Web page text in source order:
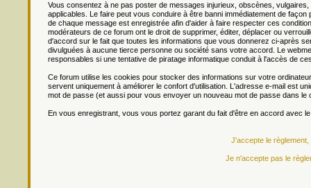
Vous consentez à ne pas poster de messages injurieux, obscènes,
applicables. Le faire peut vous conduire à être banni immédiatement de
de chaque message est enregistrée afin d'aider à faire respecter ces
modérateurs de ce forum ont le droit de supprimer, éditer, déplacer ou
d'accord sur le fait que toutes les informations que vous donnerez ci-après
divulguées à aucune tierce personne ou société sans votre accord. Le
responsables si une tentative de piratage informatique conduit à l'accès de
Ce forum utilise les cookies pour stocker des informations sur votre
servent uniquement à améliorer le confort d'utilisation. L'adresse e-mail est
mot de passe (et aussi pour vous envoyer un nouveau mot de passe dans le
En vous enregistrant, vous vous portez garant du fait d'être en accord avec
J'accepte le
Je n'accepte pas le